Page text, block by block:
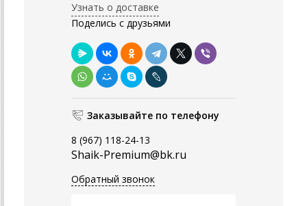
Узнать о доставке
Поделись с друзьями
Заказывайте по телефону
8 (967) 118-24-13
Shaik-Premium@bk.ru
Обратный звонок